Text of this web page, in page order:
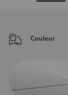
Couleur